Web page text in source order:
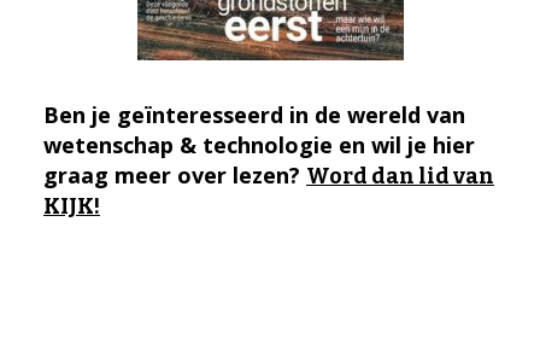
Ben je geïnteresseerd in de wereld van
wetenschap & technologie en wil je hier
graag meer over lezen? Word dan lid van
KIJK!